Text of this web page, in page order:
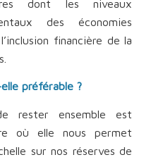
dont les niveaux
des économies
financière de la
préférable ?
rester ensemble est
où elle nous permet
sur nos réserves de